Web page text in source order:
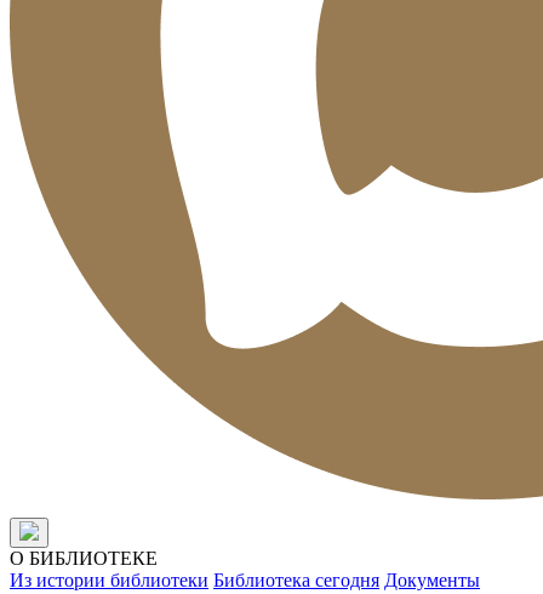
О БИБЛИОТЕКЕ
Из истории библиотеки Библиотека сегодня Документы